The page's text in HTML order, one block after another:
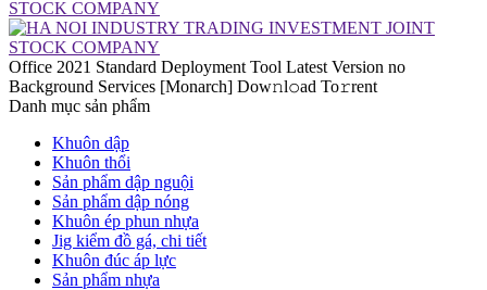
Office 2021 Standard Deployment Tool Latest Version no
Background Services [Monarch] Dow𝚗l𝚘ad To𝚛rent
Danh mục sản phẩm
Khuôn dập
Khuôn thổi
Sản phẩm dập nguội
Sản phẩm dập nóng
Khuôn ép phun nhựa
Jig kiểm đồ gá, chi tiết
Khuôn đúc áp lực
Sản phẩm nhựa